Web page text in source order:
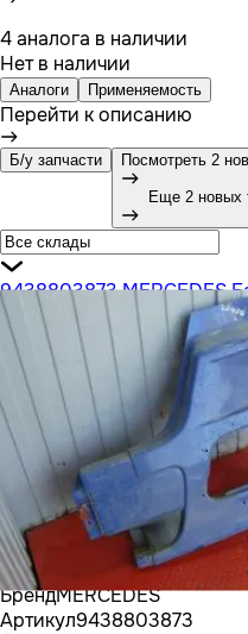
4 аналога в наличии
Нет в наличии
Аналоги Применяемость
Перейти к описанию
Б/у запчасти Посмотреть 2
Еще 2 новых
9438803873 MERCEDES
БрендMERCEDES
Артикул9438803873